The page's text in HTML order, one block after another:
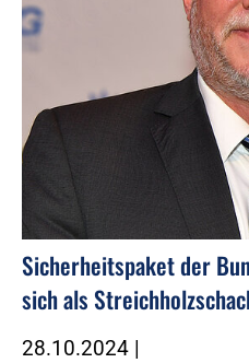
Sicherheitspaket der
sich als
28.10.2024 |